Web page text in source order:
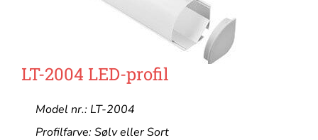
LT-2004 LED-profil
Model nr.: LT-2004
Profilfarve: Sølv eller Sort